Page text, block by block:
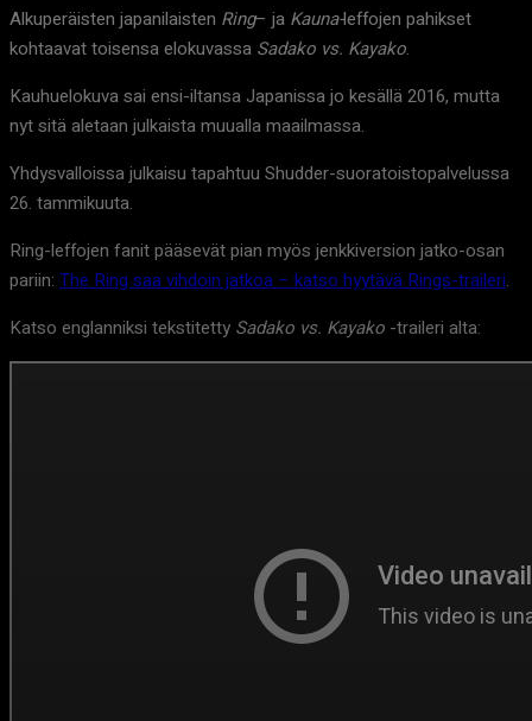
Alkuperäisten japanilaisten Ring– ja Kauna-leffojen pahikset
kohtaavat toisensa elokuvassa Sadako vs. Kayako.
Kauhuelokuva sai ensi-iltansa Japanissa jo kesällä 2016, mutta
nyt sitä aletaan julkaista muualla maailmassa.
Yhdysvalloissa julkaisu tapahtuu Shudder-suoratoistopalvelussa
26. tammikuuta.
Ring-leffojen fanit pääsevät pian myös jenkkiversion jatko-osan
pariin: The Ring saa vihdoin jatkoa – katso hyytävä Rings-traileri.
Katso englanniksi tekstitetty Sadako vs. Kayako -traileri alta: